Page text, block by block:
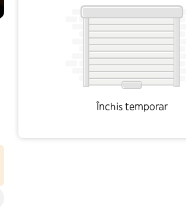
Închis temporar